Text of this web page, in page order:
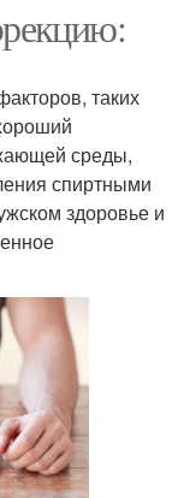
таких
среды,
спиртными
здоровье и